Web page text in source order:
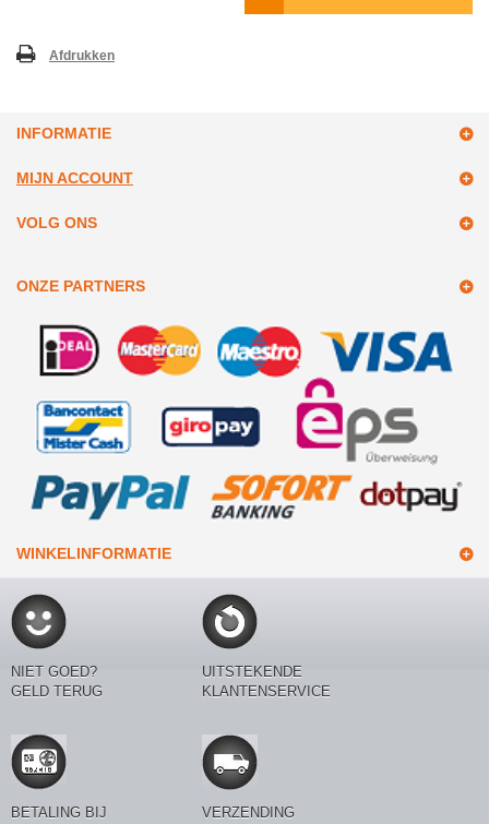
Afdrukken
INFORMATIE
MIJN ACCOUNT
VOLG ONS
ONZE PARTNERS
WINKELINFORMATIE
NIET GOED?
GELD TERUG
UITSTEKENDE
KLANTENSERVICE
BETALING BIJ VERZENDING